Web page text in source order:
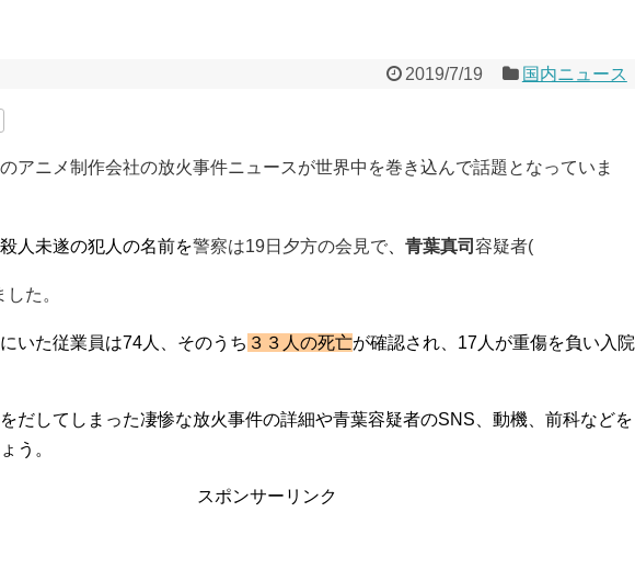
2019/7/19 国内ニュース
アニメ制作会社の放火事件ニュースが世界中を巻き込んで話題となっていま
人未遂の犯人の名前を警察は19日夕方の会見で 青葉真司 容疑者(
た。
いた従業員は74人、そのうち ３３人の死亡が確認され、17人が重傷を負い入院
だしてしまった凄惨な放火事件の詳細や青葉容疑者のSNS、動機、前科などを
う。
スポンサーリンク